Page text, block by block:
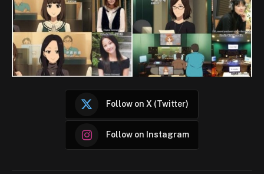
Follow on X (Twitter)
Follow on Instagram